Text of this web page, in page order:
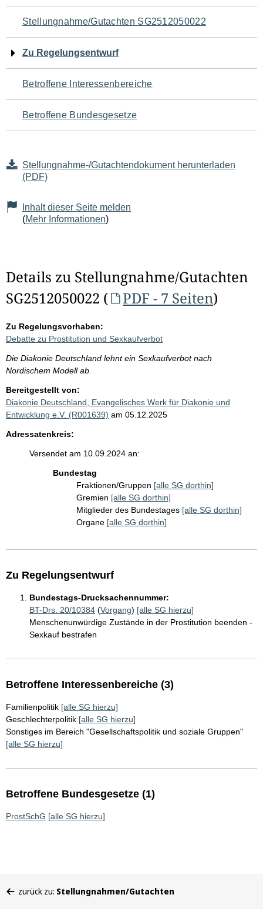
Navigation
für
den
Seiteninhalt
Stellungnahme/Gutachten SG2512050022
Zu Regelungsentwurf
Betroffene Interessenbereiche
Betroffene Bundesgesetze
Stellungnahme-/Gutachtendokument herunterladen
(PDF)
Inhalt dieser Seite melden
(Mehr Informationen)
Details zu Stellungnahme/Gutachten
SG2512050022 (
PDF - 7 Seiten)
Zu Regelungsvorhaben:
Debatte zu Prostitution und Sexkaufverbot
Die Diakonie Deutschland lehnt ein Sexkaufverbot nach
Nordischem Modell ab.
Bereitgestellt von:
Diakonie Deutschland, Evangelisches Werk für Diakonie und
Entwicklung e.V. (R001639) am 05.12.2025
Adressatenkreis:
Versendet am 10.09.2024 an:
Bundestag
Fraktionen/Gruppen [alle SG dorthin]
Gremien [alle SG dorthin]
Mitglieder des Bundestages [alle SG dorthin]
Organe [alle SG dorthin]
Zu Regelungsentwurf
Bundestags-Drucksachennummer:
BT-Drs. 20/10384 (Vorgang) [alle SG hierzu]
Menschenunwürdige Zustände in der Prostitution beenden -
Sexkauf bestrafen
Betroffene Interessenbereiche (3)
Familienpolitik [alle SG hierzu]
Geschlechterpolitik [alle SG hierzu]
Sonstiges im Bereich "Gesellschaftspolitik und soziale Gruppen"
[alle SG hierzu]
Betroffene Bundesgesetze (1)
ProstSchG [alle SG hierzu]
befinden
zurück zu: Stellungnahmen/Gutachten